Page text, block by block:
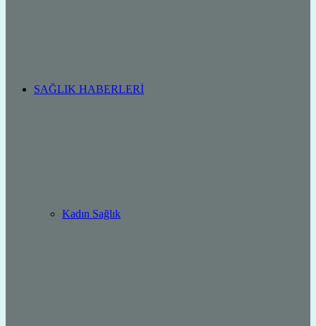
SAĞLIK HABERLERI
Kadın Sağlık